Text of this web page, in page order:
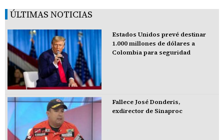
ÚLTIMAS NOTICIAS
Estados Unidos prevé destinar
1.000 millones de dólares a
Colombia para seguridad
Fallece José Donderis,
exdirector de Sinaproc